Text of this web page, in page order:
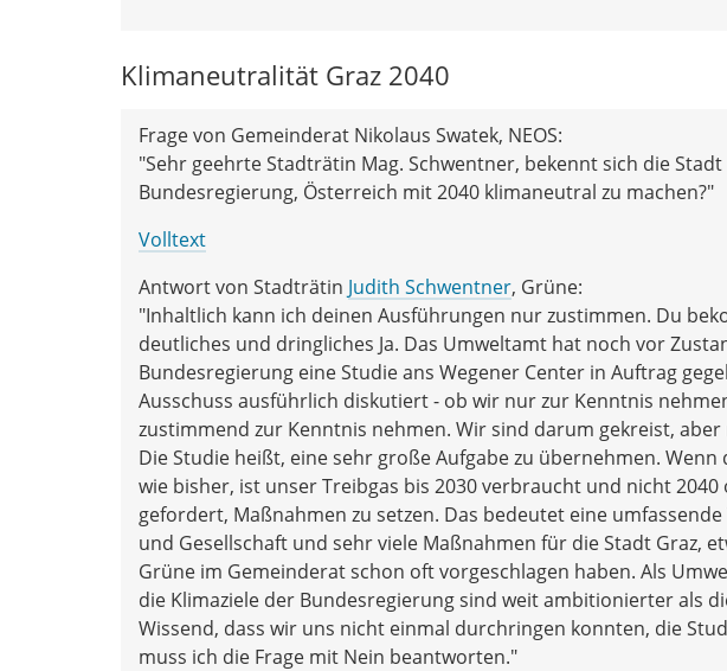
Klimaneutralität Graz 2040
Frage von Gemeinderat Nikolaus Swatek, NEOS:
"Sehr geehrte Stadträtin Mag. Schwentner, bekennt sich die
Bundesregierung, Österreich mit 2040 klimaneutral zu machen?"
Volltext
Antwort von Stadträtin Judith Schwentner, Grüne:
"Inhaltlich kann ich deinen Ausführungen nur zustimmen. Du
deutliches und dringliches Ja. Das Umweltamt hat noch vor
Bundesregierung eine Studie ans Wegener Center in Auftrag
Ausschuss ausführlich diskutiert - ob wir nur zur Kenntnis
zustimmend zur Kenntnis nehmen. Wir sind darum gekreist,
Die Studie heißt, eine sehr große Aufgabe zu übernehmen.
wie bisher, ist unser Treibgas bis 2030 verbraucht und nicht
gefordert, Maßnahmen zu setzen. Das bedeutet eine
und Gesellschaft und sehr viele Maßnahmen für die Stadt Graz,
Grüne im Gemeinderat schon oft vorgeschlagen haben. Als
die Klimaziele der Bundesregierung sind weit ambitionierter als
Wissend, dass wir uns nicht einmal durchringen konnten, die
muss ich die Frage mit Nein beantworten."